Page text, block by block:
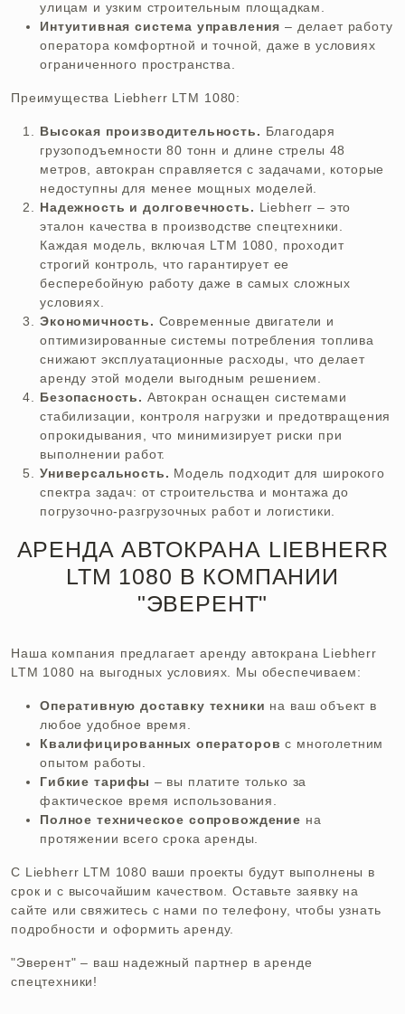
улицам и узким строительным площадкам.
Интуитивная система управления – делает работу
оператора комфортной и точной, даже в условиях
ограниченного пространства.
Преимущества Liebherr LTM 1080:
Высокая производительность. Благодаря
грузоподъемности 80 тонн и длине стрелы 48
метров, автокран справляется с задачами, которые
недоступны для менее мощных моделей.
Надежность и долговечность. Liebherr – это
эталон качества в производстве спецтехники.
Каждая модель, включая LTM 1080, проходит
строгий контроль, что гарантирует ее
бесперебойную работу даже в самых сложных
условиях.
Экономичность. Современные двигатели и
оптимизированные системы потребления топлива
снижают эксплуатационные расходы, что делает
аренду этой модели выгодным решением.
Безопасность. Автокран оснащен системами
стабилизации, контроля нагрузки и предотвращения
опрокидывания, что минимизирует риски при
выполнении работ.
Универсальность. Модель подходит для широкого
спектра задач: от строительства и монтажа до
погрузочно-разгрузочных работ и логистики.
АРЕНДА АВТОКРАНА LIEBHERR
LTM 1080 В КОМПАНИИ
"ЭВЕРЕНТ"
Наша компания предлагает аренду автокрана Liebherr
LTM 1080 на выгодных условиях. Мы обеспечиваем:
Оперативную доставку техники на ваш объект в
любое удобное время.
Квалифицированных операторов с многолетним
опытом работы.
Гибкие тарифы – вы платите только за
фактическое время использования.
Полное техническое сопровождение на
протяжении всего срока аренды.
С Liebherr LTM 1080 ваши проекты будут выполнены в
срок и с высочайшим качеством. Оставьте заявку на
сайте или свяжитесь с нами по телефону, чтобы узнать
подробности и оформить аренду.
"Эверент" – ваш надежный партнер в аренде
спецтехники!